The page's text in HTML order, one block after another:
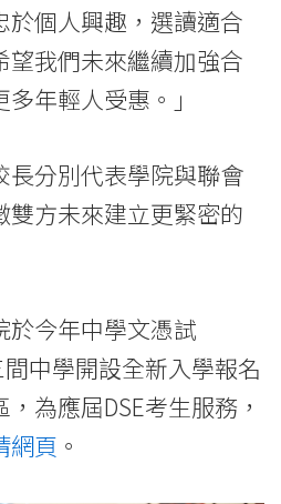
於個人興趣，選讀適合
望我們未來繼續加強合
年輕人受惠。」
長分別代表學院與聯會
雙方未來建立更緊密的
於今年中學文憑試
間中學開設全新入學報名
為應屆DSE考生服務，
網頁 。